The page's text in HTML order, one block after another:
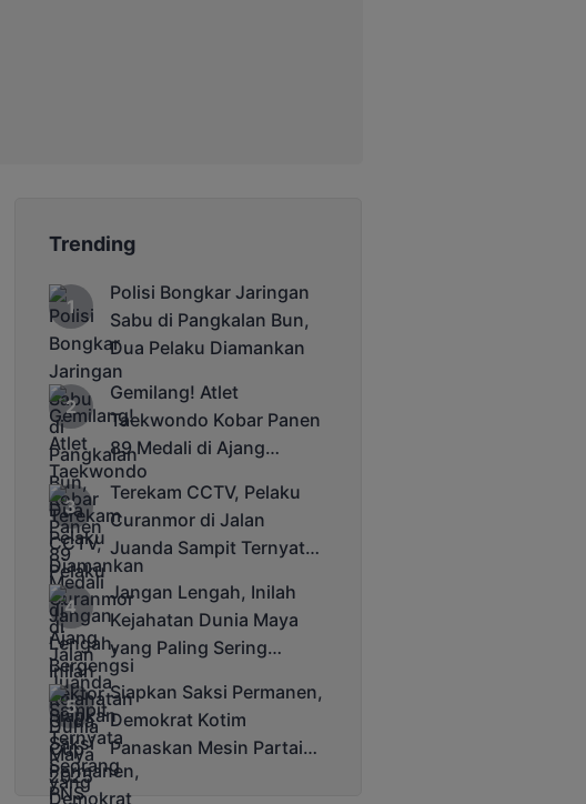
Trending
Polisi Bongkar Jaringan
Sabu di Pangkalan Bun,
Dua Pelaku Diamankan
Gemilang! Atlet
Taekwondo Kobar Panen
89 Medali di Ajang
Bergengsi Rektor Unda
Cup 2025
Terekam CCTV, Pelaku
Curanmor di Jalan
Juanda Sampit Ternyata
Seorang PNS
Jangan Lengah, Inilah
Kejahatan Dunia Maya
yang Paling Sering
Terjadi
Siapkan Saksi Permanen,
Demokrat Kotim
Panaskan Mesin Partai
Hadapi Pemilu 2029